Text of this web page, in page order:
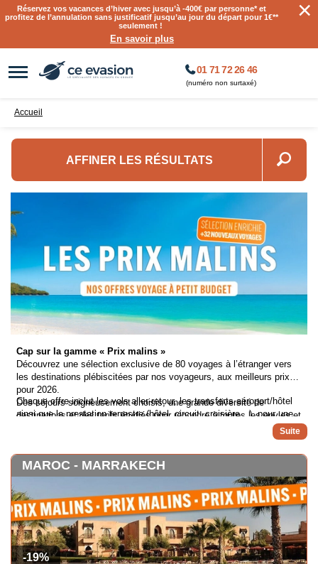
Réservez vos vacances d’hiver avec jusqu’à-400€ par personne* et
profitez de l’annulation sans justificatif jusqu’au jour du départ pour 1€**
seulement !
En savoir plus
×
01 71 72 26 46
(numéro non surtaxé)
Accueil
AFFINER LES RÉSULTATS
Cap sur la gamme « Prix malins »
Découvrez une sélection exclusive de 80 voyages à l’étranger vers
les destinations plébiscitées par nos voyageurs, aux meilleurs prix
pour 2026.
Des séjours soigneusement choisis, une grande diversité de
destinations et des tarifs étudiés pour répondre à toutes les envies et
Chaque offre inclut les vols aller-retour, les transferts aéroport/hôtel
ainsi que la prestation terrestre (hôtel, circuit, croisière…), pour une
-19%
MAROC - MARRAKECH